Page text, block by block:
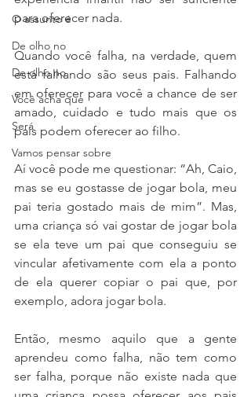
O assunto é
De olho no
De olho no
Você acha que
Será
Vamos pensar sobre
para oferecer nada.
Quando você falha, na verdade, quem
está falhando são seus pais. Falhando
em oferecer para você a chance de ser
amado, cuidado e tudo mais que os
pais podem oferecer ao filho.
Aí você pode me questionar: “Ah, Caio,
mas se eu gostasse de jogar bola, meu
pai teria gostado mais de mim”. Mas,
uma criança só vai gostar de jogar bola
se ela teve um pai que conseguiu se
vincular afetivamente com ela a ponto
de ela querer copiar o pai que, por
exemplo, adora jogar bola.
Então, mesmo aquilo que a gente
aprendeu como falha, não tem como
ser falha, porque não existe nada que